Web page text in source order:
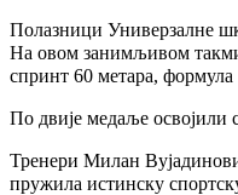
Полазници Универзалне
На овом занимљивом
спринт 60 метара,
По двије медаље
Тренери Милан
пружила истинску